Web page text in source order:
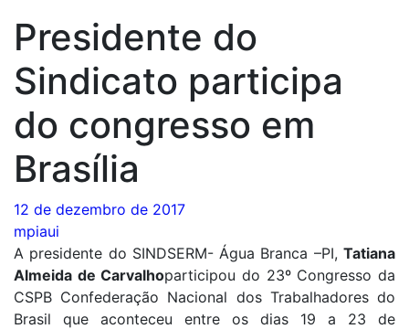
Presidente do
Sindicato participa
do congresso em
Brasília
12 de dezembro de 2017
mpiaui
A presidente do SINDSERM- Água Branca –PI, Tatiana
Almeida de Carvalhoparticipou do 23º Congresso da
CSPB Confederação Nacional dos Trabalhadores do
Brasil que aconteceu entre os dias 19 a 23 de